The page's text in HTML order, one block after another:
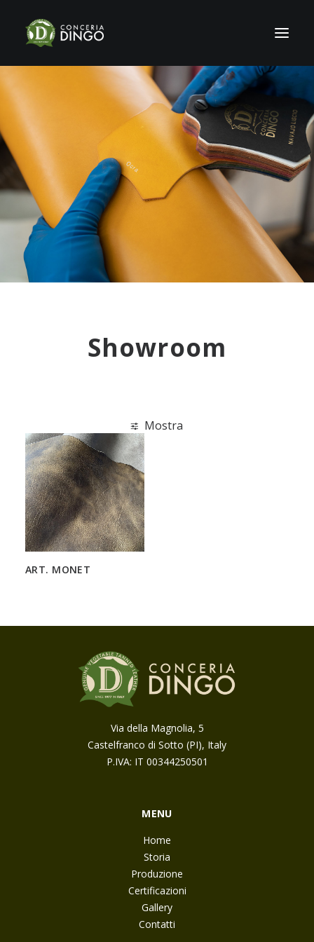
STORIA
PRODUZIONE
SHOWROOM
CERTIFICAZIONI
SOSTENIBILITÀ
GALLERY
Showroom
Mostra
ART. MONET
Via della Magnolia, 5
Castelfranco di Sotto (PI), Italy
P.IVA: IT 00344250501
MENU
Home
Storia
Produzione
Certificazioni
Gallery
Contatti